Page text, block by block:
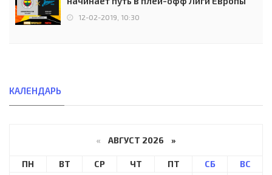
12-02-2019, 10:30
КАЛЕНДАРЬ
« АВГУСТ 2026 »
ПН ВТ СР ЧТ ПТ СБ
ВС